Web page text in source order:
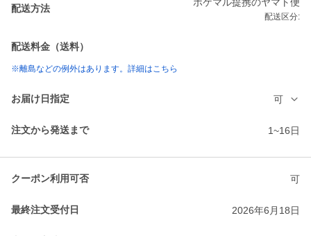
配送方法
配送区分:
配送料金（送料）
※離島などの例外はあります。詳細はこちら
お届け日指定 可
注文から発送まで 1~16日
クーポン利用可否 可
最終注文受付日 2026年6月18日